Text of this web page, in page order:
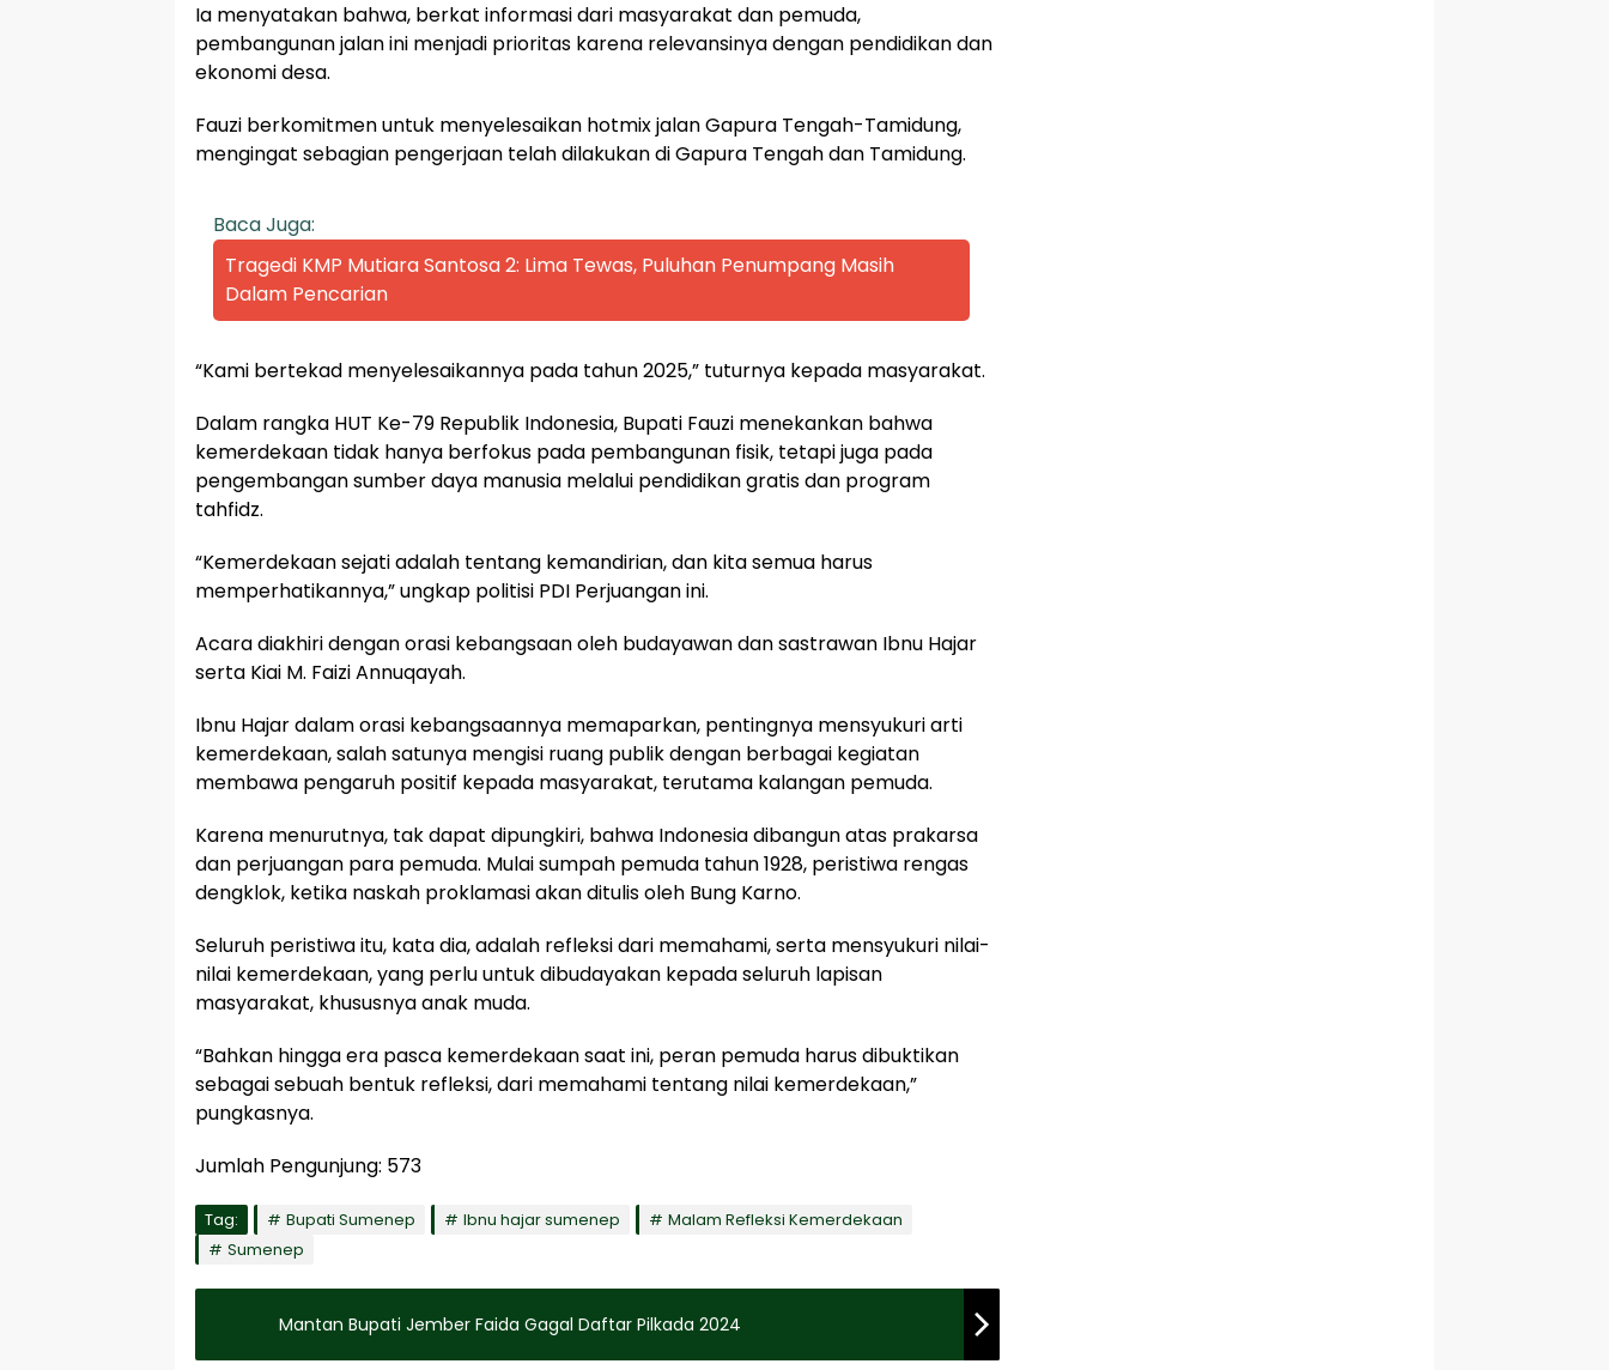
Ia menyatakan bahwa, berkat informasi dari masyarakat dan pemuda,
pembangunan jalan ini menjadi prioritas karena relevansinya dengan pendidikan dan
ekonomi desa.
Fauzi berkomitmen untuk menyelesaikan hotmix jalan Gapura Tengah-Tamidung,
mengingat sebagian pengerjaan telah dilakukan di Gapura Tengah dan Tamidung.
Baca Juga:
Tragedi KMP Mutiara Santosa 2: Lima Tewas, Puluhan Penumpang Masih
Dalam Pencarian
“Kami bertekad menyelesaikannya pada tahun 2025,” tuturnya kepada masyarakat.
Dalam rangka HUT Ke-79 Republik Indonesia, Bupati Fauzi menekankan bahwa
kemerdekaan tidak hanya berfokus pada pembangunan fisik, tetapi juga pada
pengembangan sumber daya manusia melalui pendidikan gratis dan program
tahfidz.
“Kemerdekaan sejati adalah tentang kemandirian, dan kita semua harus
memperhatikannya,” ungkap politisi PDI Perjuangan ini.
Acara diakhiri dengan orasi kebangsaan oleh budayawan dan sastrawan Ibnu Hajar
serta Kiai M. Faizi Annuqayah.
Ibnu Hajar dalam orasi kebangsaannya memaparkan, pentingnya mensyukuri arti
kemerdekaan, salah satunya mengisi ruang publik dengan berbagai kegiatan
membawa pengaruh positif kepada masyarakat, terutama kalangan pemuda.
Karena menurutnya, tak dapat dipungkiri, bahwa Indonesia dibangun atas prakarsa
dan perjuangan para pemuda. Mulai sumpah pemuda tahun 1928, peristiwa rengas
dengklok, ketika naskah proklamasi akan ditulis oleh Bung Karno.
Seluruh peristiwa itu, kata dia, adalah refleksi dari memahami, serta mensyukuri nilai-
nilai kemerdekaan, yang perlu untuk dibudayakan kepada seluruh lapisan
masyarakat, khususnya anak muda.
“Bahkan hingga era pasca kemerdekaan saat ini, peran pemuda harus dibuktikan
sebagai sebuah bentuk refleksi, dari memahami tentang nilai kemerdekaan,”
pungkasnya.
Jumlah Pengunjung: 573
Tag: Bupati Sumenep Ibnu hajar sumenep
Malam Refleksi Kemerdekaan
Sumenep
Mantan Bupati Jember Faida Gagal Daftar Pilkada 2024